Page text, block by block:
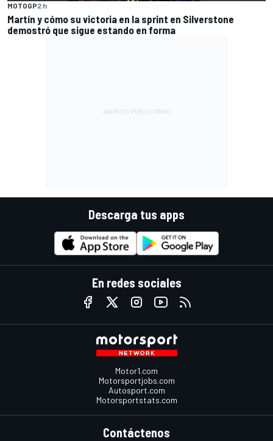
MOTOGP2 h
Martín y cómo su victoria en la sprint en Silverstone
demostró que sigue estando en forma
Descarga tus apps
En redes sociales
Motor1.com
Motorsportjobs.com
Autosport.com
Motorsportstats.com
Contáctenos